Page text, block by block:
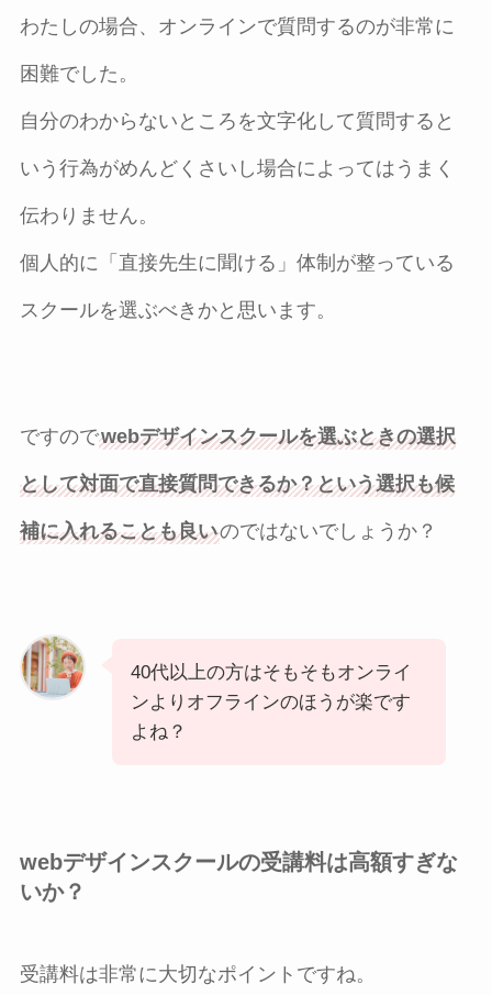
わたしの場合、オンラインで質問するのが非常に
困難でした。
自分のわからないところを文字化して質問すると
いう行為がめんどくさいし場合によってはうまく
伝わりません。
個人的に「直接先生に聞ける」体制が整っている
スクールを選ぶべきかと思います。
ですのでwebデザインスクールを選ぶときの選択
として対面で直接質問できるか？という選択も候
補に入れることも良いのではないでしょうか？
40代以上の方はそもそもオンライ
ンよりオフラインのほうが楽です
よね？
webデザインスクールの受講料は高額すぎな
いか？
受講料は非常に大切なポイントですね。